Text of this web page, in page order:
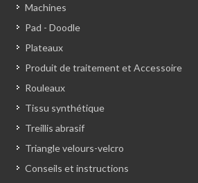
Machines
Pad - Doodle
Plateaux
Produit de traitement et Accessoire
Rouleaux
Tissu synthétique
Treillis abrasif
Triangle velours-velcro
Conseils et instructions